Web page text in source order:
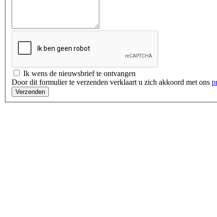
Ik wens de nieuwsbrief te ontvangen
Door dit formulier te verzenden verklaart u zich akkoord met ons
Verzenden